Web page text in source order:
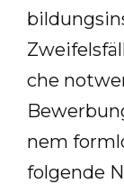
che
nem
fol­gen­de